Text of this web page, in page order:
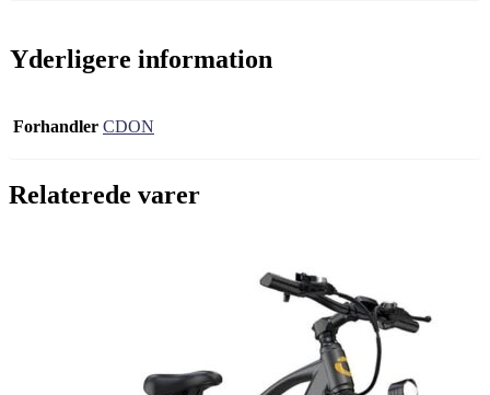
Yderligere information
Forhandler CDON
Relaterede varer